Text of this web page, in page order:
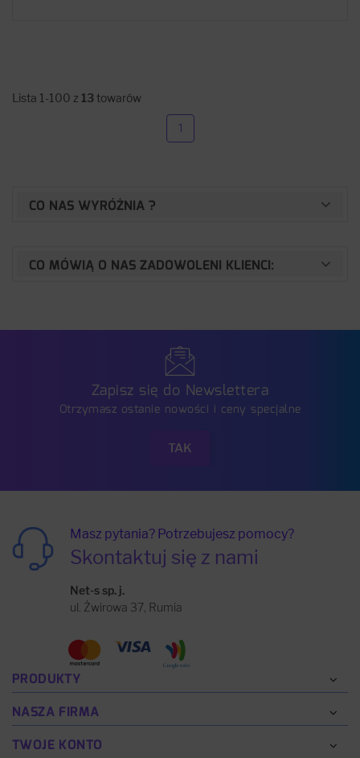
Lista 1-100 z 13towarów
1
CO NAS WYRÓŻNIA ?
CO MÓWIĄ O NAS ZADOWOLENI KLIENCI:
Zapisz się do Newslettera
Otrzymasz ostanie nowości i ceny specjalne
Masz pytania? Potrzebujesz pomocy?
Skontaktuj się z nami
Net-s sp. j.
ul. Żwirowa 37, Rumia
PRODUKTY
NASZA FIRMA
TWOJE KONTO